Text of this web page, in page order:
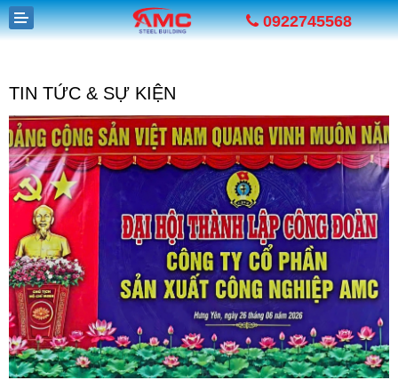
GIỚI THIỆU
SẢN PHẨM
DỰ ÁN
TUYỂN DỤNG
TIN TỨC
LIÊN HỆ
0922745568
TIN TỨC & SỰ KIỆN